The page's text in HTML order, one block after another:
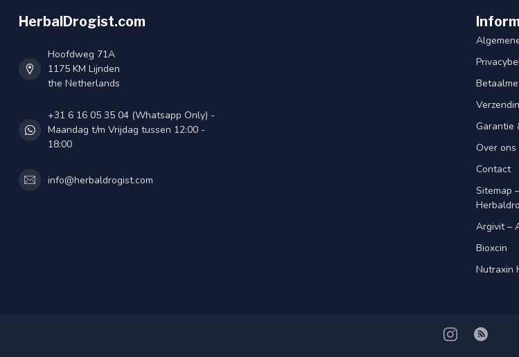
HerbalDrogist.com
Hoofdweg 71A
1175 KM Lijnden
the Netherlands
+31 6 16 05 35 04 (Whatsapp Only) -
Maandag t/m Vrijdag tussen 12:00 -
18:00
info@herbaldrogist.com
Garantie
Over ons
Contact
Sitemap
Argivit –
Bioxcin
Nutraxin